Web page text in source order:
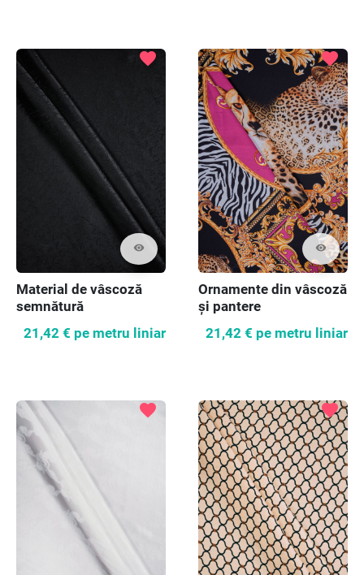
visibility
favorite
Material de vâscoză
semnătură
21,42 € pe metru liniar
visibility
favorite
Ornamente din vâscoză
și pantere
21,42 € pe metru liniar
favorite favorite